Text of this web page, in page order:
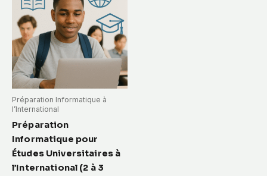
Préparation Informatique à
l’International
Préparation
Informatique pour
Études Universitaires à
l’International (2 à 3